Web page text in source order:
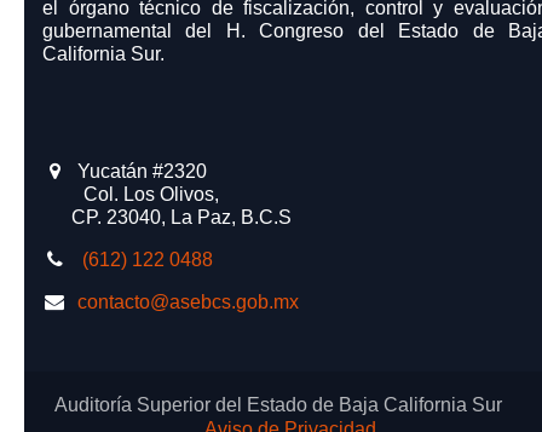
el órgano técnico de fiscalización, control y
gubernamental del H. Congreso del Estado de
California Sur.
Yucatán #2320
​ Col. Los Olivos,
CP. 23040, La Paz, B.C.S
(612) 122 0488
contacto@asebcs.gob.mx
Auditoría Superior del Estado de Baja California Sur